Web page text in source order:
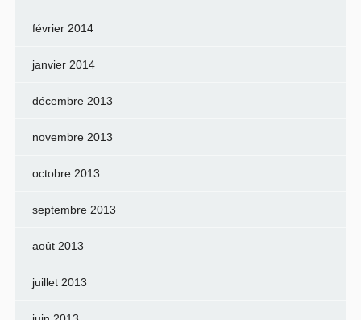
février 2014
janvier 2014
décembre 2013
novembre 2013
octobre 2013
septembre 2013
août 2013
juillet 2013